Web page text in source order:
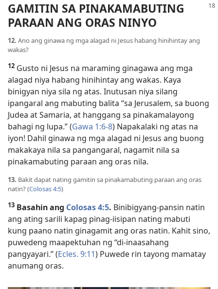
GAMITIN SA PINAKAMABUTING
PARAAN ANG ORAS NINYO
12. Ano ang ginawa ng mga alagad ni Jesus habang hinihintay ang
wakas?
12 Gusto ni Jesus na maraming ginagawa ang mga
alagad niya habang hinihintay ang wakas. Kaya
binigyan niya sila ng atas. Inutusan niya silang
ipangaral ang mabuting balita “sa Jerusalem, sa buong
Judea at Samaria, at hanggang sa pinakamalayong
bahagi ng lupa.” (Gawa 1:6-8) Napakalaki ng atas na
iyon! Dahil ginawa ng mga alagad ni Jesus ang buong
makakaya nila sa pangangaral, nagamit nila sa
pinakamabuting paraan ang oras nila.
13. Bakit dapat nating gamitin sa pinakamabuting paraan ang oras
natin? (Colosas 4:5)
13 Basahin ang Colosas 4:5. Binibigyang-pansin natin
ang ating sarili kapag pinag-iisipan nating mabuti
kung paano natin ginagamit ang oras natin. Kahit sino,
puwedeng maapektuhan ng “di-inaasahang
pangyayari.” (Ecles. 9:11) Puwede rin tayong mamatay
anumang oras.